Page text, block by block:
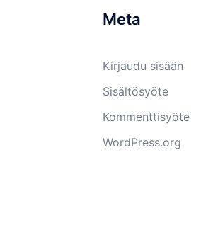
Meta
Kirjaudu sisään
Sisältösyöte
Kommenttisyöte
WordPress.org